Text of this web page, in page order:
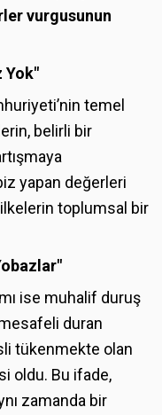
vurgusunun
Yok"
temel
belirli bir
yapan değerleri
toplumsal bir
ise muhalif duruş
duran
tükenmekte olan
oldu. Bu ifade,
zamanda bir